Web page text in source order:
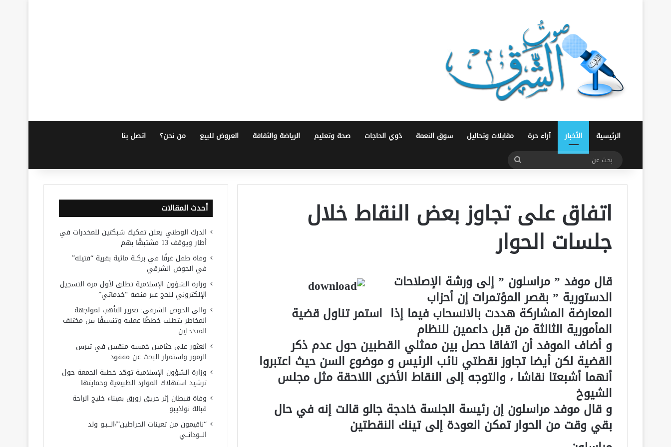
الرئيسية الأخبار آراء حرة مقابلات وتحاليل سوق النعمة ذوي الحاجات صحة وتعليم الرياضة والثقافة العروض للبيع من نحن؟ اتصل بنا
بحث
اتفاق على تجاوز بعض النقاط خلال
جلسات الحوار
قال موفد ” مراسلون ” إلى ورشة الإصلاحات
الدستورية ” بقصر المؤتمرات إن أحزاب
المعارضة المشاركة هددت بالانسحاب فيما إذا استمر تناول قضية
المأمورية الثالثة من قبل داعمين للنظام
و أضاف الموفد أن اتفاقا حصل بين ممثلي القطبين حول عدم ذكر
القضية لكن أيضا تجاوز نقطتي نائب الرئيس و موضوع السن حيث اعتبروا
أنهما أشبعتا نقاشا ، والتوجه إلى النقاط الأخرى اللاحقة مثل مجلس
الشيوخ
و قال موفد مراسلون إن رئيسة الجلسة خادجة جالو قالت إنه في حال
بقي وقت من الحوار تمكن العودة إلى تينك النقطتين
أحدث المقالات
الدرك الوطني يعلن تفكيك شبكتين للمخدرات في
أطار ويوقف 13 مشتبهًا بهم
وفاة طفل غرقًا في بركــة مائية بقرية “فتيله”
في الحوض الشرقي
وزارة الشؤون الإسلامية تطلق لأول مرة التسجيل
الإلكتروني للحج عبر منصة “خدماتي”
والي الحوض الشرقي: تعزيز التأهب لمواجهة
المخاطر يتطلب خططًا عملية وتنسيقًا بين مختلف
المتدخلين
العثور على جثامين خمسة منقبين في تيرس
الزمور واستمرار البحث عن مفقود
وزارة الشؤون الإسلامية توحّد خطبة الجمعة حول
ترشيد استهلاك الموارد الطبيعية وحمايتها
وفاة قبطان إثر حريق زورق بميناء خليج الراحة
قبالة نواذيبو
“ناقيمون من تعينات الحراطين”/الـــبـو ولد
الـــودانــي